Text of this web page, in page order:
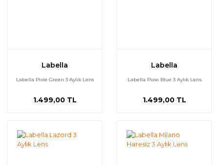
Labella
Labella Pixie Green 3 Aylık Lens
1.499,00 TL
Labella
Labella Pixie Blue 3 Aylık Lens
1.499,00 TL